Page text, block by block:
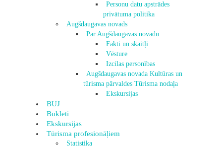
Personu datu apstrādes
privātuma politika
Augšdaugavas novads
Par Augšdaugavas novadu
Fakti un skaitļi
Vēsture
Izcilas personības
Augšdaugavas novada Kultūras un
tūrisma pārvaldes Tūrisma nodaļa
Ekskursijas
BUJ
Bukleti
Ekskursijas
Tūrisma profesionāļiem
Statistika